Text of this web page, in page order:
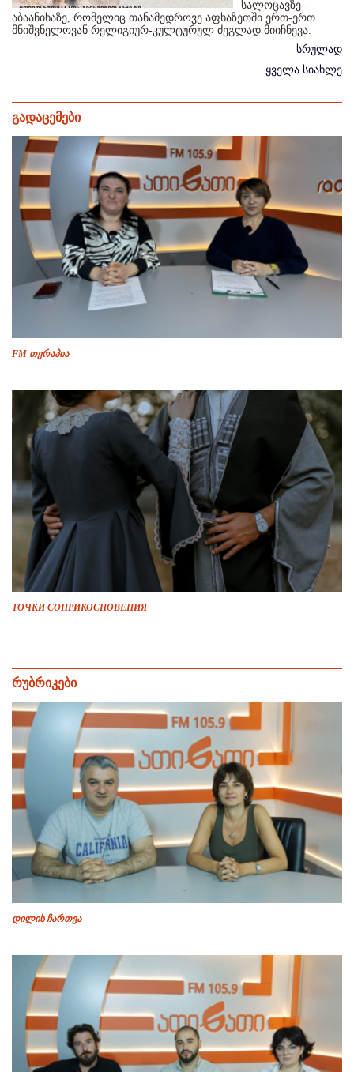
სალოცავზე -
აბაანიხაზე, რომელიც თანამედროვე აფხაზეთში ერთ-ერთ
მნიშვნელოვან რელიგიურ-კულტურულ ძეგლად მიიჩნევა.
სრულად
ყველა სიახლე
გადაცემები
FM თერაპია
ТОЧКИ СОПРИКОСНОВЕНИЯ
რუბრიკები
დილის ჩართვა